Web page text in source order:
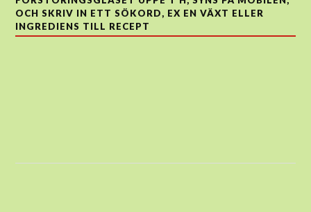
OCH SKRIV IN ETT SÖKORD, EX EN VÄXT ELLER
INGREDIENS TILL RECEPT